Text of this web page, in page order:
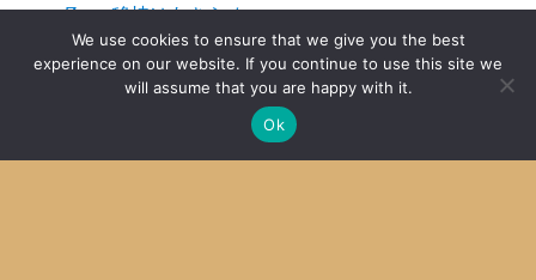
Zope移植はあきらめ
2016
We use cookies to ensure that we give you the best
experience on our website. If you continue to use this site we
will assume that you are happy with it.
Ok